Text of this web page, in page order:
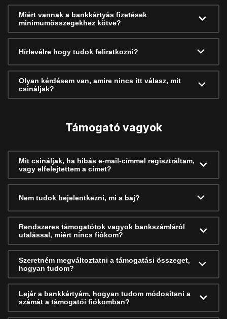
Miért vannak a bankkártyás fizetések
minimumösszegekhez kötve?
Hírlevélre hogy tudok feliratkozni?
Olyan kérdésem van, amire nincs itt válasz, mit
csináljak?
Támogató vagyok
Mit csináljak, ha hibás e-mail-címmel regisztráltam,
vagy elfelejtettem a címet?
Nem tudok bejelentkezni, mi a baj?
Rendszeres támogatótok vagyok bankszámláról
utalással, miért nincs fiókom?
Szeretném megváltoztatni a támogatási összeget,
hogyan tudom?
Lejár a bankkártyám, hogyan tudom módosítani a
számát a támogatói fiókomban?